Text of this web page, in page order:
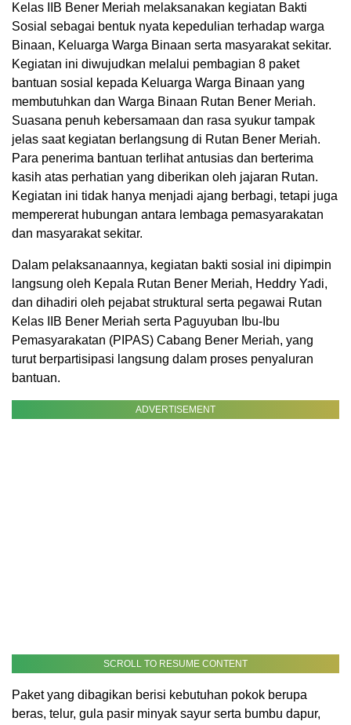
Kelas IIB Bener Meriah melaksanakan kegiatan Bakti
Sosial sebagai bentuk nyata kepedulian terhadap warga
Binaan, Keluarga Warga Binaan serta masyarakat sekitar.
Kegiatan ini diwujudkan melalui pembagian 8 paket
bantuan sosial kepada Keluarga Warga Binaan yang
membutuhkan dan Warga Binaan Rutan Bener Meriah.
Suasana penuh kebersamaan dan rasa syukur tampak
jelas saat kegiatan berlangsung di Rutan Bener Meriah.
Para penerima bantuan terlihat antusias dan berterima
kasih atas perhatian yang diberikan oleh jajaran Rutan.
Kegiatan ini tidak hanya menjadi ajang berbagi, tetapi juga
mempererat hubungan antara lembaga pemasyarakatan
dan masyarakat sekitar.
Dalam pelaksanaannya, kegiatan bakti sosial ini dipimpin
langsung oleh Kepala Rutan Bener Meriah, Heddry Yadi,
dan dihadiri oleh pejabat struktural serta pegawai Rutan
Kelas IIB Bener Meriah serta Paguyuban Ibu-Ibu
Pemasyarakatan (PIPAS) Cabang Bener Meriah, yang
turut berpartisipasi langsung dalam proses penyaluran
bantuan.
ADVERTISEMENT
SCROLL TO RESUME CONTENT
Paket yang dibagikan berisi kebutuhan pokok berupa
beras, telur, gula pasir minyak sayur serta bumbu dapur,